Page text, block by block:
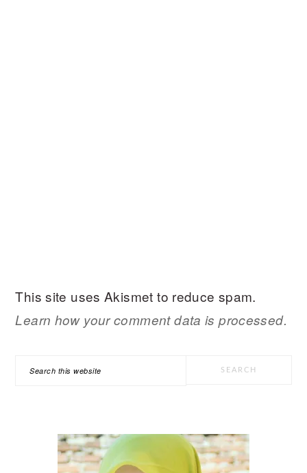
This site uses Akismet to reduce spam.
Learn how your comment data is processed.
Search